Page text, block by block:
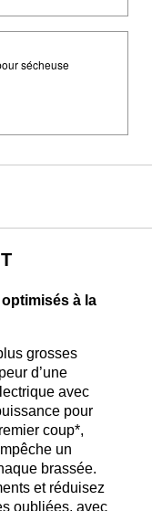
sécheuse
à la
grosses
d’une
avec
pour
coup*,
un
brassée.
et réduisez
oubliées, avec